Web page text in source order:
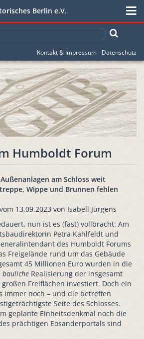
Berlin e.V.
Kontakt & Impressum Datenschutz
Humboldt Forum
am Schloss weit
Wippe und Brunnen fehlen
13.09.2023 von Isabell Jürgens
nun ist es (fast) vollbracht: Am
Petra Kahlfeldt und
des Humboldt Forums
Freigelände rund um das Gebäude
45 Millionen Euro wurden in die
bauliche Realisierung der insgesamt
Freiflächen investiert. Doch ein
immer noch – und die betreffen
Seite des Schlosses.
geplante Einheitsdenkmal noch die
prächtigen Eosanderportals sind